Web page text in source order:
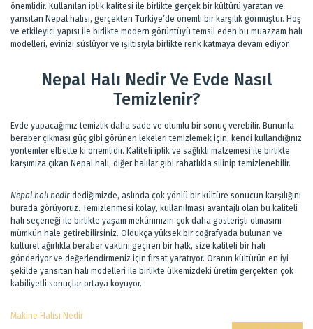
önemlidir. Kullanılan iplik kalitesi ile birlikte gerçek bir kültürü yaratan ve
yansıtan Nepal halısı, gerçekten Türkiye’de önemli bir karşılık görmüştür. Hoş
ve etkileyici yapısı ile birlikte modern görüntüyü temsil eden bu muazzam halı
modelleri, evinizi süslüyor ve ışıltısıyla birlikte renk katmaya devam ediyor.
Nepal Halı Nedir Ve Evde Nasıl
Temizlenir?
Evde yapacağımız temizlik daha sade ve olumlu bir sonuç verebilir. Bununla
beraber çıkması güç gibi görünen lekeleri temizlemek için, kendi kullandığınız
yöntemler elbette ki önemlidir. Kaliteli iplik ve sağlıklı malzemesi ile birlikte
karşımıza çıkan Nepal halı, diğer halılar gibi rahatlıkla silinip temizlenebilir.
Nepal halı nedir dediğimizde, aslında çok yönlü bir kültüre sonucun karşılığını
burada görüyoruz. Temizlenmesi kolay, kullanılması avantajlı olan bu kaliteli
halı seçeneği ile birlikte yaşam mekânınızın çok daha gösterişli olmasını
mümkün hale getirebilirsiniz. Oldukça yüksek bir coğrafyada bulunan ve
kültürel ağırlıkla beraber vaktini geçiren bir halk, size kaliteli bir halı
gönderiyor ve değerlendirmeniz için fırsat yaratıyor. Oranın kültürün en iyi
şekilde yansıtan halı modelleri ile birlikte ülkemizdeki üretim gerçekten çok
kabiliyetli sonuçlar ortaya koyuyor.
Makine Halısı Nedir